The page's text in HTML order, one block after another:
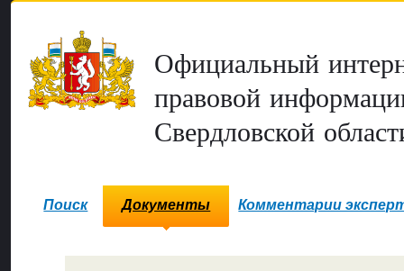
Официальный
правовой
Свердловской
Поиск Документы Комментарии